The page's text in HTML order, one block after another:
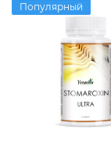
Популярный